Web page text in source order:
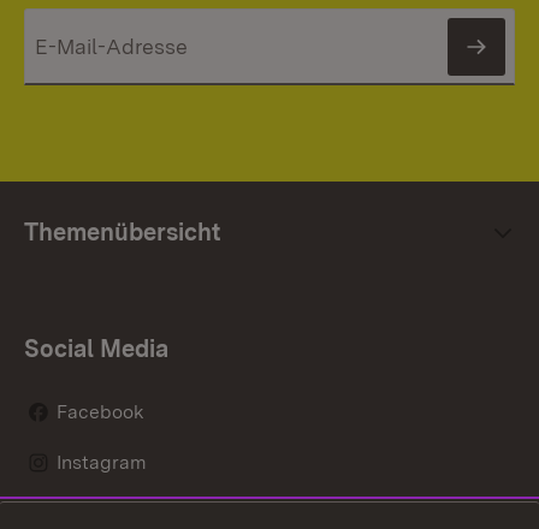
Themenübersicht
Social Media
Facebook
Instagram